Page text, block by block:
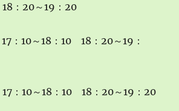
20～19：20
10～18：10 18：20～19：
10～18：10 18：20～19：20